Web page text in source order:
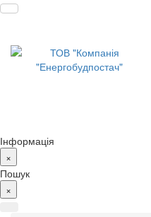
Інформація
×
Пошук
×